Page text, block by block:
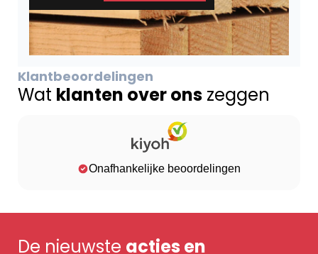
Klantbeoordelingen
Wat klanten over ons zeggen
Onafhankelijke beoordelingen
De nieuwste acties en